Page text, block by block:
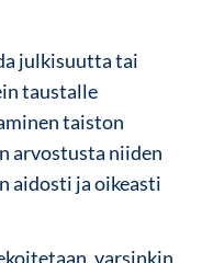
julkisuutta tai
taustalle
taiston
arvostusta niiden
aidosti ja oikeasti
varsinkin